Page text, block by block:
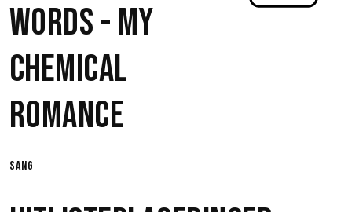
Words - My
Chemical
Romance
sang